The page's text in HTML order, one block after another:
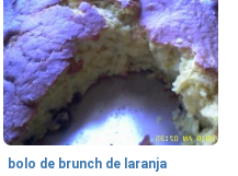
bolo de brunch de laranja